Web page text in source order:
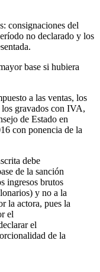
consignaciones del
no declarado y los
base si hubiera
a las ventas, los
los gravados con IVA,
de Estado en
con ponencia de la
debe
de la sanción
ingresos brutos
y no a la
la actora, pues la
el
el
de la